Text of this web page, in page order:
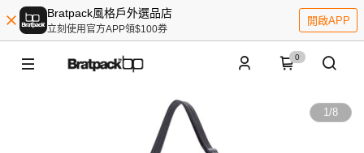
Bratpack風格戶外選品店
立刻使用官方APP領$100券
開啟APP
0
1/8